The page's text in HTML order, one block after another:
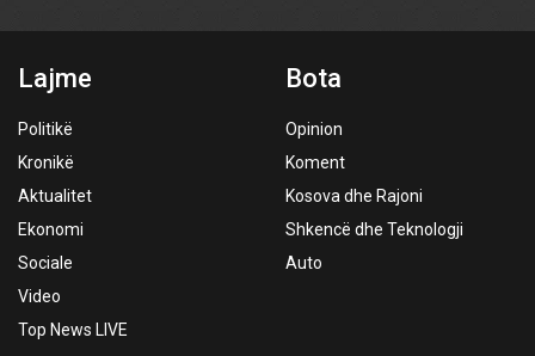
Lajme
Politikë
Kronikë
Aktualitet
Ekonomi
Sociale
Video
Top News LIVE
Bota
Opinion
Koment
Kosova dhe Rajoni
Shkencë dhe Teknologji
Auto